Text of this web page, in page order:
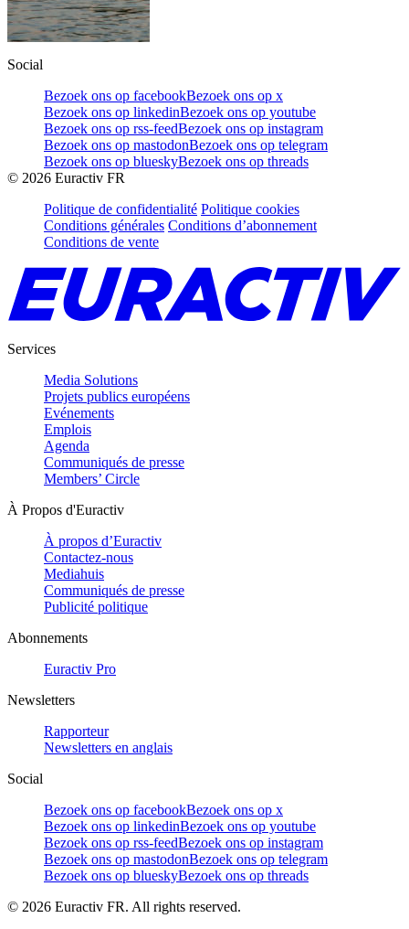
Social
Bezoek ons op facebookBezoek ons op x
Bezoek ons op linkedinBezoek ons op youtube
Bezoek ons op rss-feedBezoek ons op instagram
Bezoek ons op mastodonBezoek ons op telegram
Bezoek ons op blueskyBezoek ons op threads
© 2026 Euractiv FR
Politique de confidentialité Politique cookies
Conditions générales Conditions d’abonnement
Conditions de vente
Services
Media Solutions
Projets publics européens
Evénements
Emplois
Agenda
Communiqués de presse
Members’ Circle
À Propos d'Euractiv
À propos d’Euractiv
Contactez-nous
Mediahuis
Communiqués de presse
Publicité politique
Abonnements
Euractiv Pro
Newsletters
Rapporteur
Newsletters en anglais
Social
Bezoek ons op facebookBezoek ons op x
Bezoek ons op linkedinBezoek ons op youtube
Bezoek ons op rss-feedBezoek ons op instagram
Bezoek ons op mastodonBezoek ons op telegram
Bezoek ons op blueskyBezoek ons op threads
© 2026 Euractiv FR. All rights reserved.